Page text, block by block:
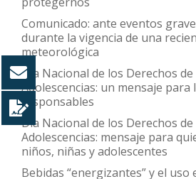
Comunicado: ante eventos
durante la vigencia de una
meteorológica
Día Nacional de los Derechos
Adolescencias: un mensaje para
responsables
Día Nacional de los Derechos
Adolescencias: mensaje para
niños, niñas y adolescentes
Bebidas “energizantes” y el uso